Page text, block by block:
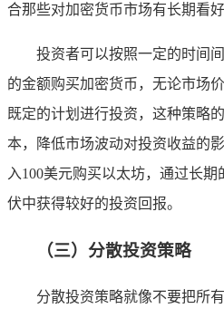
合那些对加密货币市场有长期看好
投资者可以按照一定的时间
的金额购买加密货币，无论市场
既定的计划进行投资，这种策略
本，降低市场波动对投资收益的
入100美元购买以太坊，通过长
伏中获得较好的投资回报。
（三）分散投资策略
分散投资策略就像不要把所